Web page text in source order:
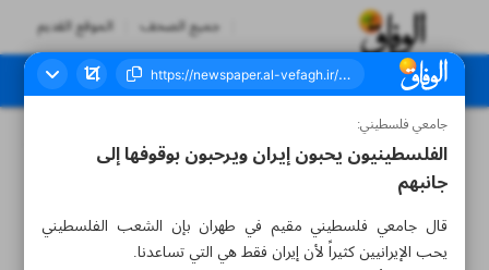
جميع الصحف الموقع القديم
العدد سبعة آلاف ومائتان واثنان وخمسون - ٠٧ يونيو ٢٠٢٣
جامعي فلسطيني:
الفلسطينيون يحبون إيران ويرحبون بوقوفها إلى
جانبهم
قال جامعي فلسطيني مقيم في طهران بإن الشعب الفلسطيني
يحب الإيرانيين كثيراً لأن إيران فقط هي التي تساعدنا.